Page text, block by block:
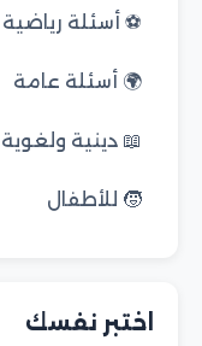
⚽ أسئلة رياضية
🌍 أسئلة عامة
📖 دينية ولغوية
🧒 للأطفال
اختبر نفسك